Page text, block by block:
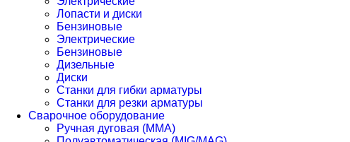
Лопасти и диски
Бензиновые
Электрические
Бензиновые
Дизельные
Диски
Станки для гибки арматуры
Станки для резки арматуры
Сварочное оборудование
Ручная дуговая (MMA)